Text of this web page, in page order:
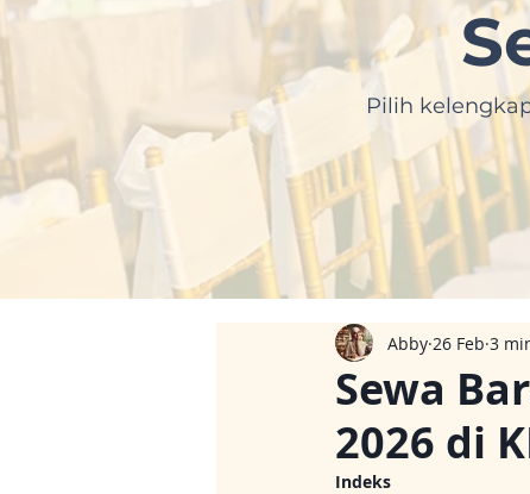
Pilih
Sewa
2026 di
Abby 26 Feb 3
Indeks